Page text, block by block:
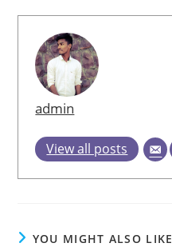
admin
View all posts
YOU MIGHT ALSO LIKE